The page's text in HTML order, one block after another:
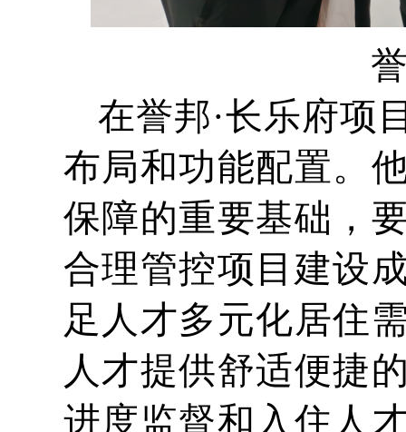
在誉邦·长乐府项
布局和功能配置。
保障的重要基础，
合理管控项目建设
足人才多元化居住
人才提供舒适便捷
进度监督和入住人